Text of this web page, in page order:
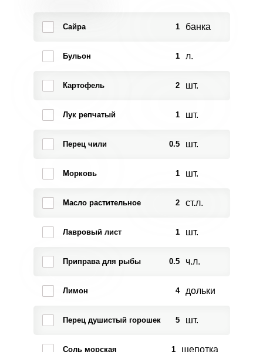
Сайра 1 банка
Бульон 1 л.
Картофель 2 шт.
Лук репчатый 1 шт.
Перец чили 0.5 шт.
Морковь 1 шт.
Масло растительное 2 ст.л.
Лавровый лист 1 шт.
Приправа для рыбы 0.5 ч.л.
Лимон 4 дольки
Перец душистый горошек 5 шт.
Соль морская 1 щепотка